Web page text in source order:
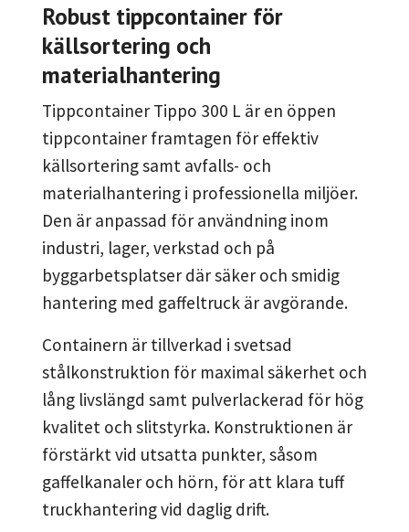
Robust tippcontainer för
källsortering och
materialhantering
Tippcontainer Tippo 300 L är en öppen
tippcontainer framtagen för effektiv
källsortering samt avfalls- och
materialhantering i professionella miljöer.
Den är anpassad för användning inom
industri, lager, verkstad och på
byggarbetsplatser där säker och smidig
hantering med gaffeltruck är avgörande.
Containern är tillverkad i svetsad
stålkonstruktion för maximal säkerhet och
lång livslängd samt pulverlackerad för hög
kvalitet och slitstyrka. Konstruktionen är
förstärkt vid utsatta punkter, såsom
gaffelkanaler och hörn, för att klara tuff
truckhantering vid daglig drift.